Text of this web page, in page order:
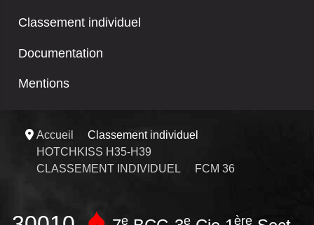
Classement individuel
Documentation
Mentions
Accueil
Classement individuel
HOTCHKISS H35-H39
CLASSEMENT INDIVIDUEL
FCM 36
e e ère